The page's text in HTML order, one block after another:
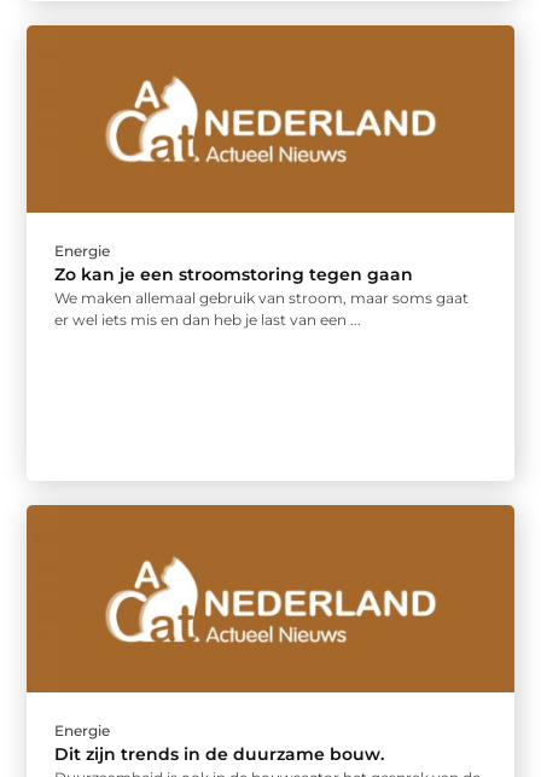
Energie
Zo kan je een stroomstoring tegen gaan
We maken allemaal gebruik van stroom, maar soms gaat
er wel iets mis en dan heb je last van een ...
Energie
Dit zijn trends in de duurzame bouw.